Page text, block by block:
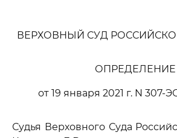
ВЕРХОВНЫЙ СУД
ОПРЕДЕЛЕНИЕ
от 19 января 2021 г. N 307-
Судья Верховного Суда